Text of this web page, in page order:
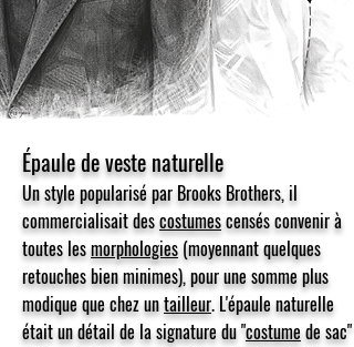
Épaule de veste naturelle
Un style popularisé par Brooks Brothers, il
commercialisait descostumescensés convenir à
toutes lesmorphologies (moyennant quelques
retouches bien minimes), pour une somme plus
modique que chez untailleur. L'épaule naturelle
était un détail de la signature du "costumede sac"